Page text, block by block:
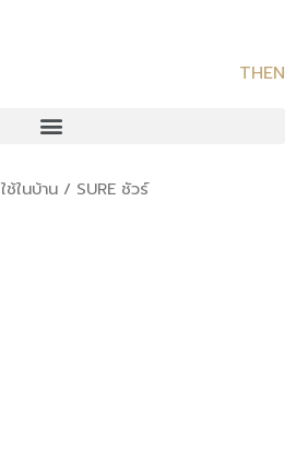
THEN
ใช้ในบ้าน / SURE ชัวร์